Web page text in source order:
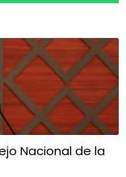
Nacional de la